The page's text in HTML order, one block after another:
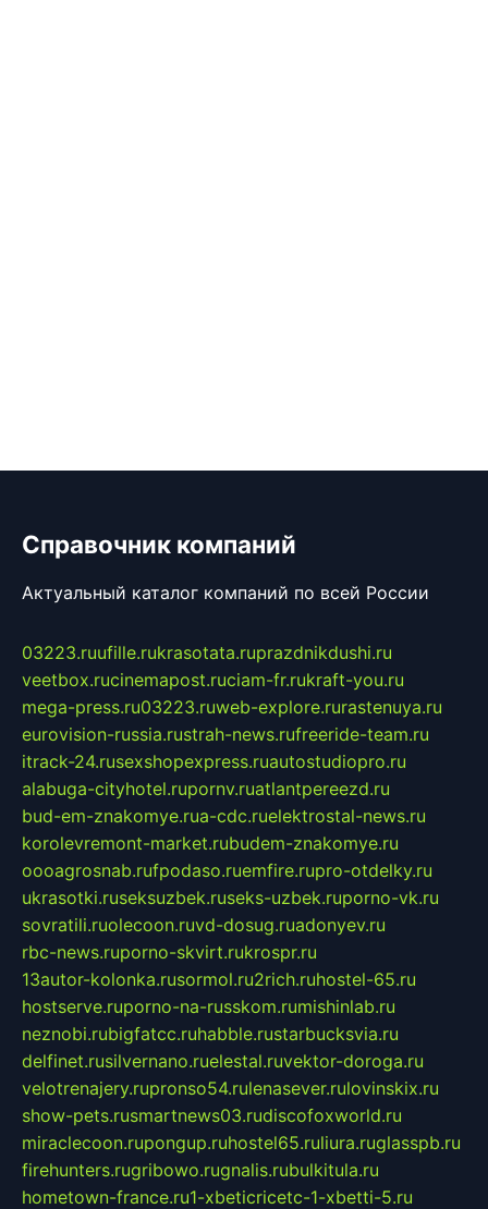
Справочник компаний
Актуальный каталог компаний по всей России
03223.ruufille.rukrasotata.ruprazdnikdushi.ru
veetbox.rucinemapost.ruciam-fr.rukraft-you.ru
mega-press.ru03223.ruweb-explore.rurastenuya.ru
eurovision-russia.rustrah-news.rufreeride-team.ru
itrack-24.rusexshopexpress.ruautostudiopro.ru
alabuga-cityhotel.rupornv.ruatlantpereezd.ru
bud-em-znakomye.rua-cdc.ruelektrostal-news.ru
korolevremont-market.rubudem-znakomye.ru
oooagrosnab.rufpodaso.ruemfire.rupro-otdelky.ru
ukrasotki.ruseksuzbek.ruseks-uzbek.ruporno-vk.ru
sovratili.ruolecoon.ruvd-dosug.ruadonyev.ru
rbc-news.ruporno-skvirt.rukrospr.ru
13autor-kolonka.rusormol.ru2rich.ruhostel-65.ru
hostserve.ruporno-na-russkom.rumishinlab.ru
neznobi.rubigfatcc.ruhabble.rustarbucksvia.ru
delfinet.rusilvernano.ruelestal.ruvektor-doroga.ru
velotrenajery.rupronso54.rulenasever.rulovinskix.ru
show-pets.rusmartnews03.rudiscofoxworld.ru
miraclecoon.rupongup.ruhostel65.ruliura.ruglasspb.ru
firehunters.rugribowo.rugnalis.rubulkitula.ru
hometown-france.ru1-xbeticricetc-1-xbetti-5.ru